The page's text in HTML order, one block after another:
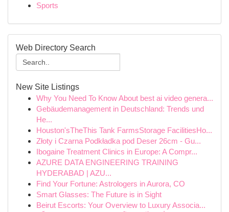
Sports
Web Directory Search
New Site Listings
Why You Need To Know About best ai video genera...
Gebäudemanagement in Deutschland: Trends und
He...
Houston'sTheThis Tank FarmsStorage FacilitiesHo...
Złoty i Czarna Podkładka pod Deser 26cm - Gu...
Ibogaine Treatment Clinics in Europe: A Compr...
AZURE DATA ENGINEERING TRAINING
HYDERABAD | AZU...
Find Your Fortune: Astrologers in Aurora, CO
Smart Glasses: The Future is in Sight
Beirut Escorts: Your Overview to Luxury Associa...